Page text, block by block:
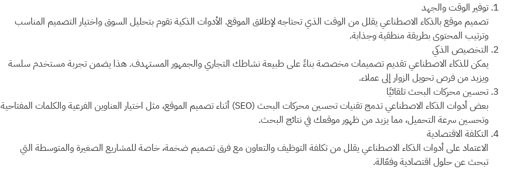
توفير الوقت والجهد
تصميم موقع بالذكاء الاصطناعي يقلل من الوقت الذي تحتاجه لإطلاق الموقع. الأدوات الذكية تقوم بتحليل السوق واختيار التصميم المناسب
وترتيب المحتوى بطريقة منطقية وجذابة.
التخصيص الذكي
يمكن للذكاء الاصطناعي تقديم تصميمات مخصصة بناءً على طبيعة نشاطك التجاري والجمهور المستهدف. هذا يضمن تجربة مستخدم سلسة
ويزيد من فرص تحويل الزوار إلى عملاء.
تحسين محركات البحث تلقائيًا
بعض أدوات الذكاء الاصطناعي تدمج تقنيات تحسين محركات البحث (SEO) أثناء تصميم الموقع، مثل اختيار العناوين الفرعية والكلمات المفتاحية
وتحسين سرعة التحميل، مما يزيد من ظهور موقعك في نتائج البحث.
التكلفة الاقتصادية
الاعتماد على أدوات الذكاء الاصطناعي يقلل من تكلفة التوظيف والتعاون مع فرق تصميم ضخمة، خاصة للمشاريع الصغيرة والمتوسطة التي
تبحث عن حلول اقتصادية وفعّالة.